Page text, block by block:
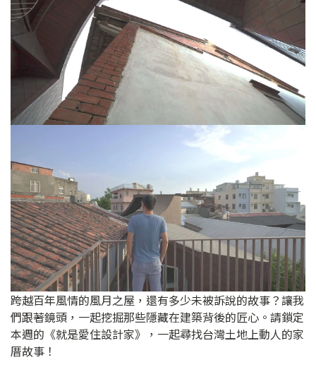
跨越百年風情的風月之屋，還有多少未被訴說的故事？讓我
們跟著鏡頭，一起挖掘那些隱藏在建築背後的匠心。請鎖定
本週的《就是愛住設計家》，一起尋找台灣土地上動人的家
厝故事！